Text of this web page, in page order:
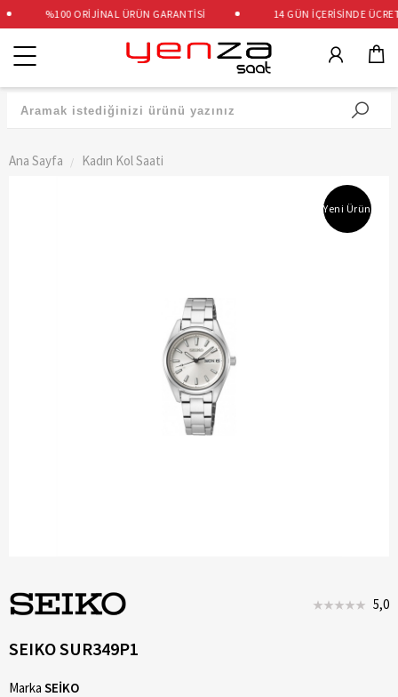
%100 ORİJİNAL ÜRÜN GARANTİSİ 14 GÜN İÇERİSİNDE
Kategoriler
Ana Sayfa Kadın Kol Saati
Yeni Ürün
5,0
SEIKO SUR349P1
Marka SEİKO